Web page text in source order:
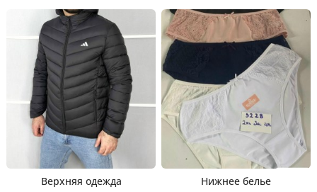
Верхняя одежда Нижнее белье